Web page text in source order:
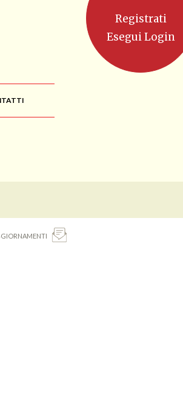
Registrati
Esegui Login